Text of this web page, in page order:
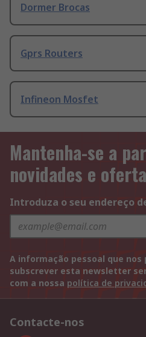
Dormer Brocas
Gprs Routers
Infineon Mosfet
Mantenha-se a
novidades e
Introduza o seu endereço
A informação pessoal que nos
subscrever esta newsletter
com a nossa política de
Contacte-nos